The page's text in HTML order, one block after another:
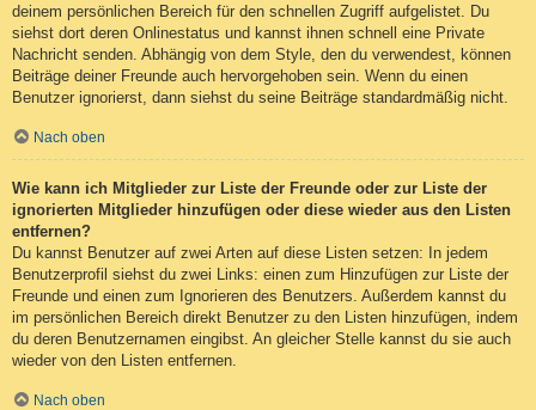
deinem persönlichen Bereich für den schnellen Zugriff aufgelistet. Du
siehst dort deren Onlinestatus und kannst ihnen schnell eine Private
Nachricht senden. Abhängig von dem Style, den du verwendest, können
Beiträge deiner Freunde auch hervorgehoben sein. Wenn du einen
Benutzer ignorierst, dann siehst du seine Beiträge standardmäßig nicht.
Nach oben
Wie kann ich Mitglieder zur Liste der Freunde oder zur Liste der
ignorierten Mitglieder hinzufügen oder diese wieder aus den Listen
entfernen?
Du kannst Benutzer auf zwei Arten auf diese Listen setzen: In jedem
Benutzerprofil siehst du zwei Links: einen zum Hinzufügen zur Liste der
Freunde und einen zum Ignorieren des Benutzers. Außerdem kannst du
im persönlichen Bereich direkt Benutzer zu den Listen hinzufügen, indem
du deren Benutzernamen eingibst. An gleicher Stelle kannst du sie auch
wieder von den Listen entfernen.
Nach oben